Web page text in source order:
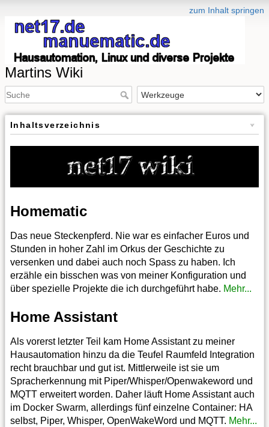
zum Inhalt springen
Martins Wiki
Inhaltsverzeichnis
Homematic
Das neue Steckenpferd. Nie war es einfacher Euros und
Stunden in hoher Zahl im Orkus der Geschichte zu
versenken und dabei auch noch Spass zu haben. Ich
erzähle ein bisschen was von meiner Konfiguration und
über spezielle Projekte die ich durchgeführt habe. Mehr...
Home Assistant
Als vorerst letzter Teil kam Home Assistant zu meiner
Hausautomation hinzu da die Teufel Raumfeld Integration
recht brauchbar und gut ist. Mittlerweile ist sie um
Spracherkennung mit Piper/Whisper/Openwakeword und
MQTT erweitert worden. Daher läuft Home Assistant auch
im Docker Swarm, allerdings fünf einzelne Container: HA
selbst, Piper, Whisper, OpenWakeWord und MQTT. Mehr...